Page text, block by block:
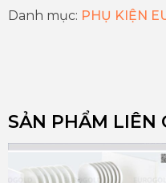
Danh mục: PHỤ KIỆN
SẢN PHẨM LIÊN